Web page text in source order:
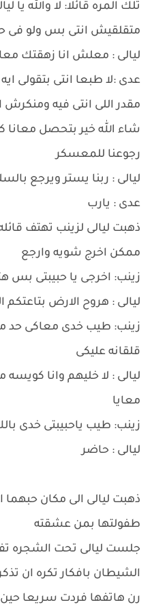
تلك المره قائلا: لا والله
متقلقيش انتى بس ولو فى
ليالى : معلش انا زهقتك
عدى :لا طبعا انتى بتقولى
مقدر اللى انتى فيه
شاء الله خير بتحصل معانا
رجوعنا للمعسكر
ليالى : ربنا يستر ويرجع
عدى : يارب
ذهبت ليالى لزينب تهتف
ممكن اخرج شويه وارجع
زينب: اخرجى يا حبيبتى بس
ليالى : هروح الارض بتاعتكم
زينب: طيب خدى معاكى حد
قلقانه عليكى
ليالى : لا خليهم وانا
معايا
زينب: طيب ياحبيبتى خدى
ليالى : حاضر
ذهبت ليالى الى مكان
طفولتها بمن عشقته
جلست ليالى تحت الشجره
الشيطان بافكار تكره ان
رن هاتفها فردت سريعا